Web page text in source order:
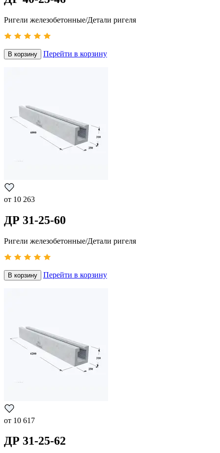
Ригели железобетонные/Детали ригеля
В корзину Перейти в корзину
от 10 263
ДР 31-25-60
Ригели железобетонные/Детали ригеля
В корзину Перейти в корзину
от 10 617
ДР 31-25-62